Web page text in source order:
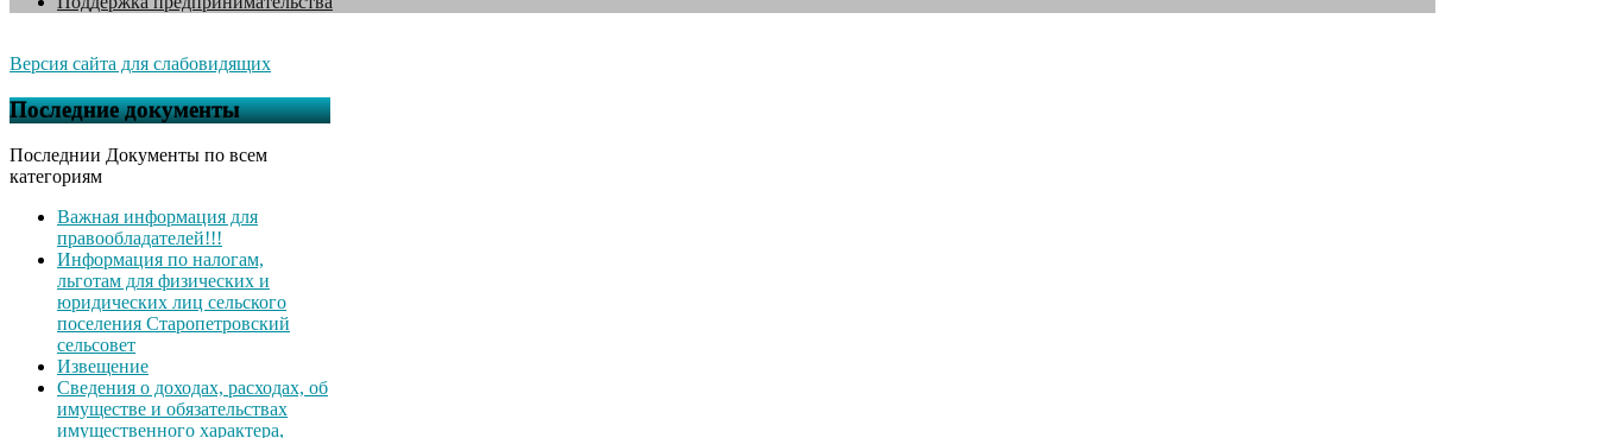
Версия сайта для слабовидящих
Последние документы
Последнии Документы по всем
категориям
Важная информация для
правообладателей!!!
Информация по налогам,
льготам для физических и
юридических лиц сельского
поселения Старопетровский
сельсовет
Извещение
Сведения о доходах, расходах, об
имуществе и обязательствах
имущественного характера,